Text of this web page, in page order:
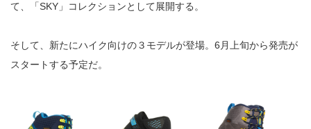
て、「SKY」コレクションとして展開する。
そして、新たにハイク向けの３モデルが登場。6月上旬から発売が
スタートする予定だ。